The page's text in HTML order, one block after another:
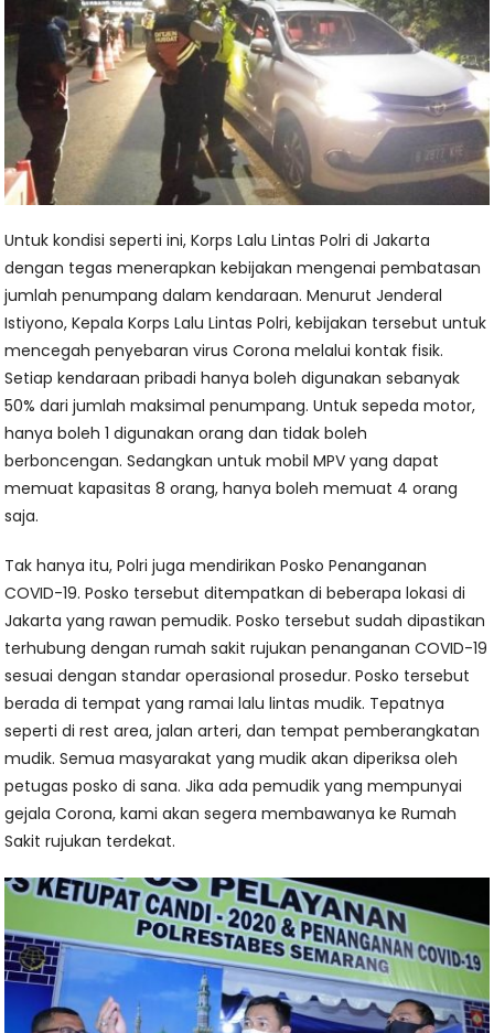
Untuk kondisi seperti ini, Korps Lalu Lintas Polri di Jakarta
dengan tegas menerapkan kebijakan mengenai pembatasan
jumlah penumpang dalam kendaraan. Menurut Jenderal
Istiyono, Kepala Korps Lalu Lintas Polri, kebijakan tersebut untuk
mencegah penyebaran virus Corona melalui kontak fisik.
Setiap kendaraan pribadi hanya boleh digunakan sebanyak
50% dari jumlah maksimal penumpang. Untuk sepeda motor,
hanya boleh 1 digunakan orang dan tidak boleh
berboncengan. Sedangkan untuk mobil MPV yang dapat
memuat kapasitas 8 orang, hanya boleh memuat 4 orang
saja.
Tak hanya itu, Polri juga mendirikan Posko Penanganan
COVID-19. Posko tersebut ditempatkan di beberapa lokasi di
Jakarta yang rawan pemudik. Posko tersebut sudah dipastikan
terhubung dengan rumah sakit rujukan penanganan COVID-19
sesuai dengan standar operasional prosedur. Posko tersebut
berada di tempat yang ramai lalu lintas mudik. Tepatnya
seperti di rest area, jalan arteri, dan tempat pemberangkatan
mudik. Semua masyarakat yang mudik akan diperiksa oleh
petugas posko di sana. Jika ada pemudik yang mempunyai
gejala Corona, kami akan segera membawanya ke Rumah
Sakit rujukan terdekat.